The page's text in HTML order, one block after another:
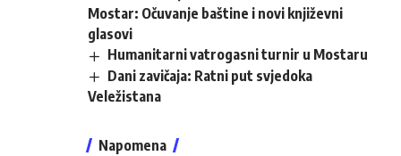
Mostar: Očuvanje baštine i novi književni
glasovi
Humanitarni vatrogasni turnir u Mostaru
Dani zavičaja: Ratni put svjedoka
Veležistana
Napomena